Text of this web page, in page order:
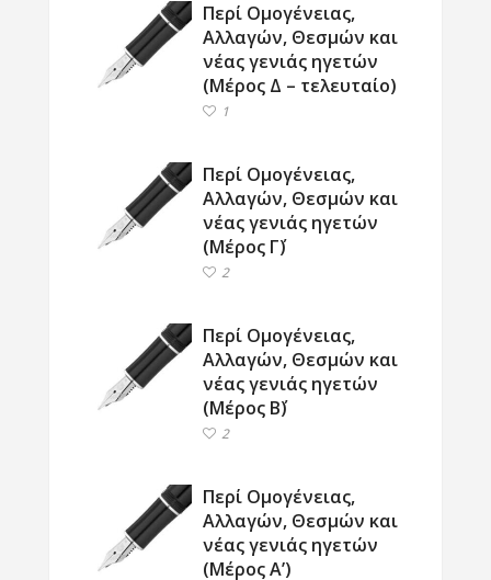
Περί Ομογένειας,
Αλλαγών, Θεσμών και
νέας γενιάς ηγετών
(Μέρος Δ – τελευταίο)
1
Περί Ομογένειας,
Αλλαγών, Θεσμών και
νέας γενιάς ηγετών
(Μέρος Γ΄)
2
Περί Ομογένειας,
Αλλαγών, Θεσμών και
νέας γενιάς ηγετών
(Μέρος Β΄)
2
Περί Ομογένειας,
Αλλαγών, Θεσμών και
νέας γενιάς ηγετών
(Μέρος Α’)